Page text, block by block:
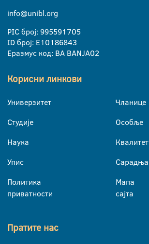
info@unibl.org
PIC број: 995591705
ID број: E10186843
Еразмус код: BA BANJA02
Корисни линкови
Универзитет
Студије
Наука
Упис
Политика
приватности
Чланице
Особље
Квалитет
Сарадња
Мапа
сајта
Пратите нас